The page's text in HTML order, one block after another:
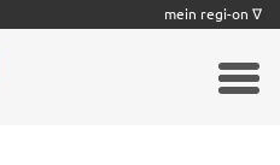
mein regi-on ∇